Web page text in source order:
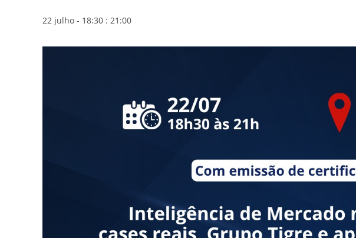
22 julho - 18:30 : 21:00